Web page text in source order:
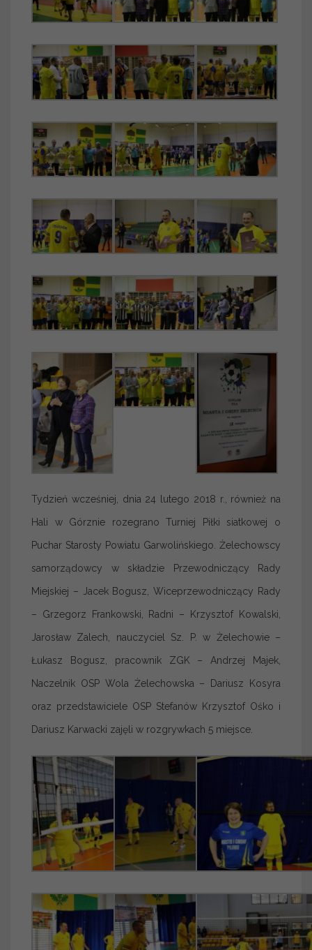
Tydzień wcześniej, dnia 24 lutego 2018 r., również na
Hali w Górznie rozegrano Turniej Piłki siatkowej o
Puchar Starosty Powiatu Garwolińskiego. Żelechowscy
samorządowcy w składzie Przewodniczący Rady
Miejskiej – Jacek Bogusz, Wiceprzewodniczący Rady
– Grzegorz Frankowski, Radni – Krzysztof Kowalski,
Jarosław Zalech, nauczyciel Sz. P. w Żelechowie –
Łukasz Bogusz, pracownik ZGK – Andrzej Majek,
Naczelnik OSP Wola Żelechowska – Dariusz Kosyra
oraz przedstawiciele OSP Stefanów Krzysztof Ośko i
Dariusz Karwacki zajęli w rozgrywkach 5 miejsce.